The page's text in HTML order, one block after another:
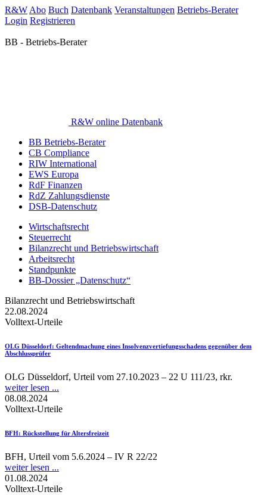
R&W Abo Buch Datenbank Veranstaltungen Betriebs-Berater
Login Registrieren
BB - Betriebs-Berater
R&W online Datenbank
BB Betriebs-Berater
CB Compliance
RIW International
EWS Europa
RdF Finanzen
RdZ Zahlungsdienste
DSB-Datenschutz
Wirtschaftsrecht
Steuerrecht
Bilanzrecht und Betriebswirtschaft
Arbeitsrecht
Standpunkte
BB-Dossier „Datenschutz“
Bilanzrecht und Betriebswirtschaft
22.08.2024
Volltext-Urteile
OLG Düsseldorf: Geltendmachung eines Insolvenzvertiefungsschadens gegenüber dem
Abschlussprüfer
OLG Düsseldorf, Urteil vom 27.10.2023 – 22 U 111/23, rkr.
weiter lesen ...
08.08.2024
Volltext-Urteile
BFH: Rückstellung für Altersfreizeit
BFH, Urteil vom 5.6.2024 – IV R 22/22
weiter lesen ...
01.08.2024
Volltext-Urteile